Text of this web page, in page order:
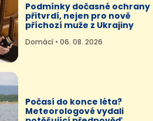
Podmínky dočasné ochrany
přitvrdí, nejen pro nově
příchozí muže z Ukrajiny
Domácí • 06. 08. 2026
Počasí do konce léta?
Meteorologové vydali